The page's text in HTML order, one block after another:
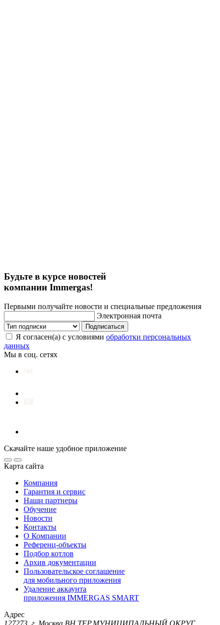
Будьте в курсе новостей
компании Immergas!
Первыми получайте новости и специальные предложения
Электронная почта
Подписаться
Я согласен(а) с условиями обработки персональных
данных
Мы в соц. сетях
Скачайте наше удобное приложение
Карта сайта
Компания
Гарантия и сервис
Наши партнеры
Обучение
Новости
Контакты
О Компании
Референц-объекты
Подбор котлов
Архив документации
Пользовательское соглашение
для мобильного приложения
Удаление аккаунта
приложения IMMERGAS SMART
Адрес
127273, г. Москва ВН.ТЕР.МУНИЦИПАЛЬНЫЙ ОКРУГ